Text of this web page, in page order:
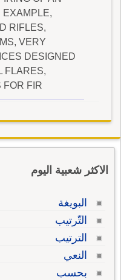
EXAMPLE,
RIFLES,
VERY
DESIGNED
FLARES,
FOR FIR
الاكثر شعبية اليوم
البويغة
التّرتيب
الترتيب
النعي
بحسب